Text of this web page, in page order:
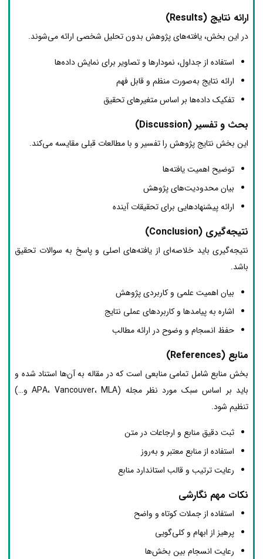
ارائه نتایج (Results)
در این بخش، یافته‌های پژوهش بدون تحلیل شخصی ارائه می‌شوند.
استفاده از جداول، نمودارها و تصاویر برای نمایش داده‌ها
ارائه نتایج به‌صورت منظم و قابل فهم
تفکیک داده‌ها بر اساس متغیرهای تحقیق
بحث و تفسیر (Discussion)
این بخش نتایج پژوهش را تفسیر و با مطالعات قبلی مقایسه می‌کند.
توضیح اهمیت یافته‌ها
بیان محدودیت‌های پژوهش
ارائه پیشنهادهایی برای تحقیقات آینده
نتیجه‌گیری (Conclusion)
نتیجه‌گیری باید خلاصه‌ای از یافته‌های اصلی و پاسخ به سوالات تحقیق
باشد.
بیان اهمیت علمی و کاربردی پژوهش
اشاره به پیامدها و کاربردهای عملی نتایج
حفظ انسجام و وضوح در ارائه مطالب
منابع (References)
بخش منابع شامل تمامی منابعی است که در مقاله به آن‌ها استناد شده و
باید بر اساس سبک مورد نظر مجله (APA، Vancouver، MLA و…)
تنظیم شود.
ثبت دقیق منابع و ارجاعات در متن
استفاده از منابع معتبر و به‌روز
رعایت ترتیب و قالب استاندارد منابع
نکات مهم نگارشی
استفاده از جملات کوتاه و واضح
پرهیز از ابهام و کلی‌گویی
رعایت انسجام بین بخش‌ها